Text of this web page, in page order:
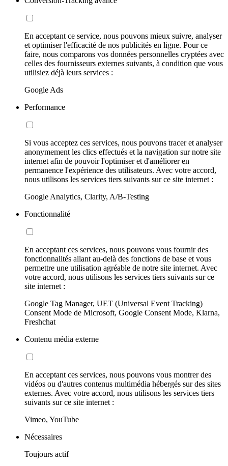
En acceptant ce service, nous pouvons mieux suivre, analyser
et optimiser l'efficacité de nos publicités en ligne. Pour ce
faire, nous comparons vos données personnelles cryptées avec
celles des fournisseurs externes suivants, à condition que vous
utilisiez déjà leurs services :
Google Ads
Performance
Si vous acceptez ces services, nous pouvons tracer et analyser
anonymement les clics effectués et la navigation sur notre site
internet afin de pouvoir l'optimiser et d'améliorer en
permanence l'expérience des utilisateurs. Avec votre accord,
nous utilisons les services tiers suivants sur ce site internet :
Google Analytics, Clarity, A/B-Testing
Fonctionnalité
En acceptant ces services, nous pouvons vous fournir des
fonctionnalités allant au-delà des fonctions de base et vous
permettre une utilisation agréable de notre site internet. Avec
votre accord, nous utilisons les services tiers suivants sur ce
site internet :
Google Tag Manager, UET (Universal Event Tracking)
Consent Mode de Microsoft, Google Consent Mode, Klarna,
Freshchat
Contenu média externe
En acceptant ces services, nous pouvons vous montrer des
vidéos ou d'autres contenus multimédia hébergés sur des sites
externes. Avec votre accord, nous utilisons les services tiers
suivants sur ce site internet :
Vimeo, YouTube
Nécessaires
Toujours actif